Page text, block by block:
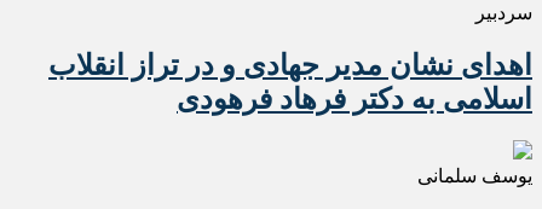
سردبیر
اهدای نشان مدیر جهادی و در تراز انقلاب
اسلامی به دکتر فرهاد فرهودی
یوسف سلمانی